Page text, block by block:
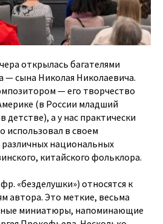
открылась багателями
— сына Николая Николаевича.
— его творчество
(в России младший
а у нас практически
использовал в своем
национальных
китайского фольклора.
«безделушки») относятся к
автора. Это меткие, весьма
миниатюры, напоминающие